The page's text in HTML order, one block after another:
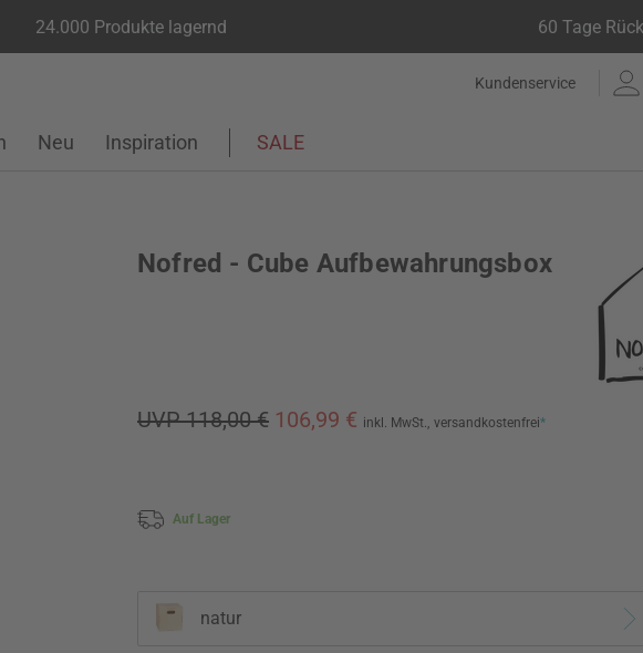
24.000 Produkte lagernd 60 Tage
Kundenservice
Neu Inspiration SALE
Nofred - Cube Aufbewahrungsbox
UVP 118,00 € 106,99 € inkl. MwSt., versandkostenfrei*
Auf Lager
natur